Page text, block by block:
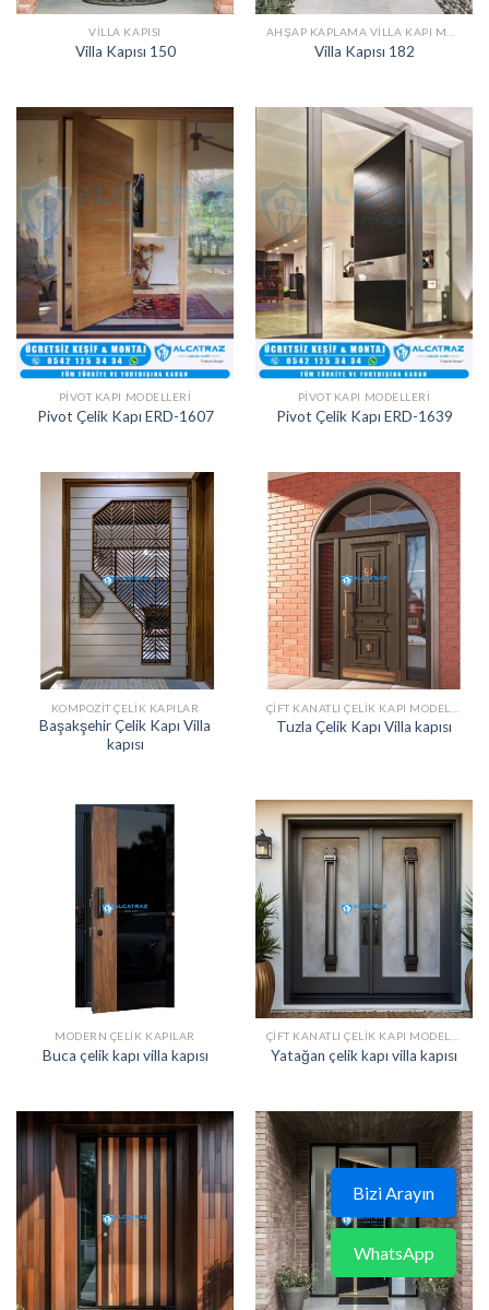
VILLA KAPISI
Villa Kapısı 150 Villa Kapısı 182
PIVOT KAPI MODELLERI
Pivot Çelik Kapı ERD-1607
PIVOT KAPI MODELLERI
Pivot Çelik Kapı ERD-1639
KOMPOZIT ÇELIK KAPILAR
Başakşehir Çelik Kapı Villa
kapısı
Tuzla Çelik Kapı Villa kapısı
MODERN ÇELIK KAPILAR
Buca çelik kapı villa kapısı Yatağan çelik kapı villa kapısı
Bizi Arayın
WhatsApp